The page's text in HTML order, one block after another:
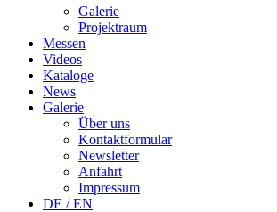
Galerie
Projektraum
Messen
Videos
Kataloge
News
Galerie
Über uns
Kontaktformular
Newsletter
Anfahrt
Impressum
DE / EN